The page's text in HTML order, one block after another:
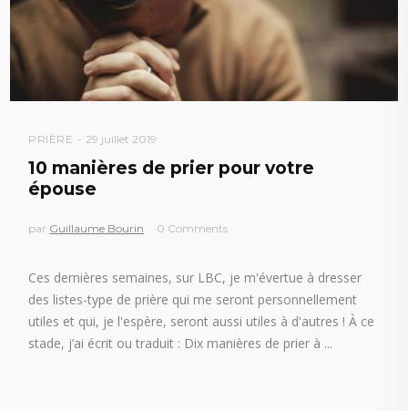
PRIÈRE 29 juillet 2019
10 manières de prier pour votre
épouse
par Guillaume Bourin 0 Comments
Ces dernières semaines, sur LBC, je m'évertue à dresser
des listes-type de prière qui me seront personnellement
utiles et qui, je l'espère, seront aussi utiles à d'autres ! À ce
stade, j’ai écrit ou traduit : Dix manières de prier à